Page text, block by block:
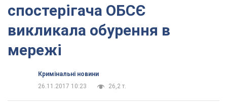
спостерігача ОБСЄ
викликала обурення в
мережі
Кримінальні новини
26.11.2017 10:23
26,2 т.